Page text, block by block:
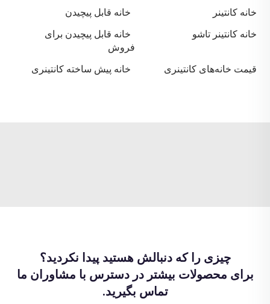
خانه کانتینر
خانه قابل پیچیدن
خانه کانتینر تاشو
خانه قابل پیچیدن برای
فروش
قیمت خانه‌های کانتینری
خانه پیش ساخته کانتینری
چیزی را که دنبالش هستید پیدا نکردید؟
برای محصولات بیشتر در دسترس با مشاوران ما
تماس بگیرید.